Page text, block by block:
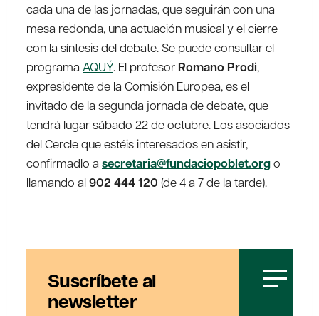
cada una de las jornadas, que seguirán con una
mesa redonda, una actuación musical y el cierre
con la síntesis del debate. Se puede consultar el
programa AQUÝ. El profesor Romano Prodi,
expresidente de la Comisión Europea, es el
invitado de la segunda jornada de debate, que
tendrá lugar sábado 22 de octubre. Los asociados
del Cercle que estéis interesados en asistir,
confirmadlo a secretaria@fundaciopoblet.orgo
llamando al902 444 120 (de 4 a 7 de la tarde).
Suscríbete al
newsletter